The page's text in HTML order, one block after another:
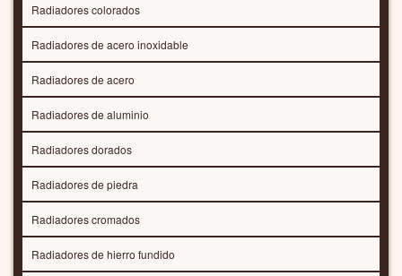
Radiadores colorados
Radiadores de acero inoxidable
Radiadores de acero
Radiadores de aluminio
Radiadores dorados
Radiadores de piedra
Radiadores cromados
Radiadores de hierro fundido